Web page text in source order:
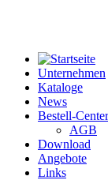
Unternehmen
Kataloge
News
Bestell-Center
AGB
Download
Angebote
Links